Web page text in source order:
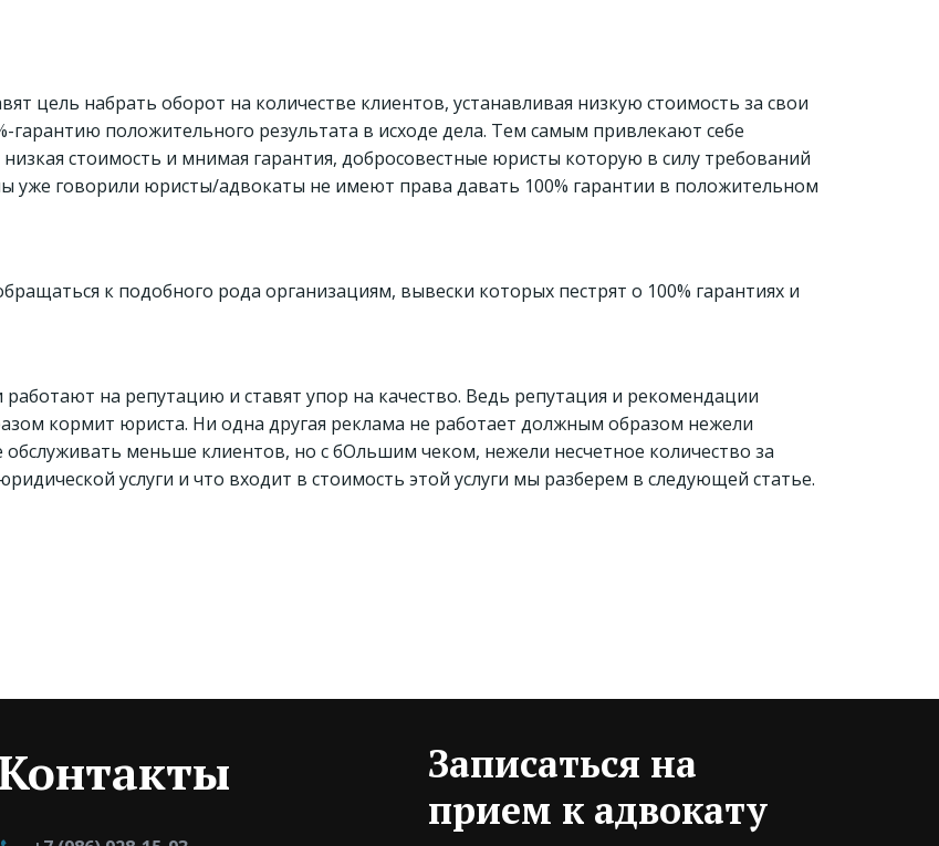
цель набрать оборот на количестве клиентов, устанавливая низкую стоимость за свои
гарантию положительного результата в исходе дела. Тем самым привлекают себе
стоимость и мнимая гарантия, добросовестные юристы которую в силу требований
уже говорили юристы/адвокаты не имеют права давать 100% гарантии в положительном
к подобного рода организациям, вывески которых пестрят о 100% гарантиях и
на репутацию и ставят упор на качество. Ведь репутация и рекомендации
кормит юриста. Ни одна другая реклама не работает должным образом нежели
меньше клиентов, но с бОльшим чеком, нежели несчетное количество за
услуги и что входит в стоимость этой услуги мы разберем в следующей статье.
Записаться на
прием к адвокату